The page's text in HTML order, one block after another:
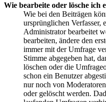
Wie bearbeite oder lösche ich
Wie bei den Beiträgen
ursprünglichen Verfasser,
Administrator bearbeitet
bearbeiten, ändere den
immer mit der Umfrage
Stimme abgegeben hat,
löschen oder die
schon ein Benutzer
nur noch von
oder gelöscht werden.